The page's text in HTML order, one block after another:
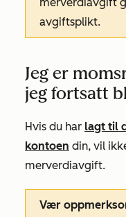
avgiftsplikt.
Jeg er
jeg fortsatt
Hvis du har lagt til
kontoen din, vil
merverdiavgift.
Vær